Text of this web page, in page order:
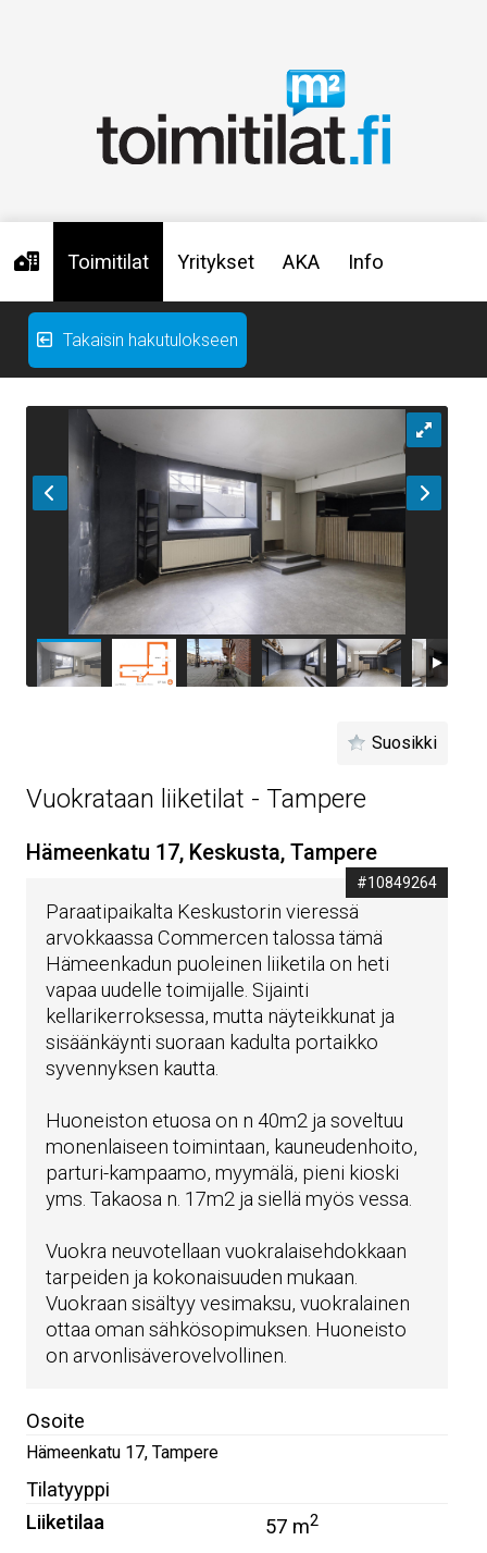
Toimitilat Yritykset AKA Info
Takaisin hakutulokseen
Suosikki
Vuokrataan liiketilat - Tampere
Hämeenkatu 17, Keskusta, Tampere
#10849264
Paraatipaikalta Keskustorin vieressä
arvokkaassa Commercen talossa tämä
Hämeenkadun puoleinen liiketila on heti
vapaa uudelle toimijalle. Sijainti
kellarikerroksessa, mutta näyteikkunat ja
sisäänkäynti suoraan kadulta portaikko
syvennyksen kautta.
Huoneiston etuosa on n 40m2 ja soveltuu
monenlaiseen toimintaan, kauneudenhoito,
parturi-kampaamo, myymälä, pieni kioski
yms. Takaosa n. 17m2 ja siellä myös vessa.
Vuokra neuvotellaan vuokralaisehdokkaan
tarpeiden ja kokonaisuuden mukaan.
Vuokraan sisältyy vesimaksu, vuokralainen
ottaa oman sähkösopimuksen. Huoneisto
on arvonlisäverovelvollinen.
Osoite
Hämeenkatu 17, Tampere
Tilatyyppi
Liiketilaa
57 m2